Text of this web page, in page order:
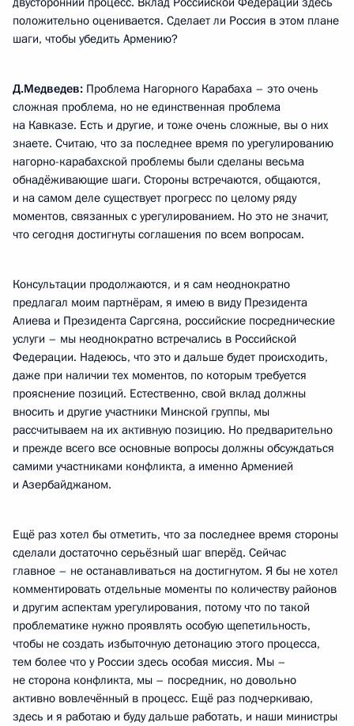
положительно оценивается. Сделает ли Россия в этом плане
шаги, чтобы убедить Армению?
Д.Медведев: Проблема Нагорного Карабаха – это очень
сложная проблема, но не единственная проблема
на Кавказе. Есть и другие, и тоже очень сложные, вы о них
знаете. Считаю, что за последнее время по урегулированию
нагорно-карабахской проблемы были сделаны весьма
обнадёживающие шаги. Стороны встречаются, общаются,
и на самом деле существует прогресс по целому ряду
моментов, связанных с урегулированием. Но это не значит,
что сегодня достигнуты соглашения по всем вопросам.
Консультации продолжаются, и я сам неоднократно
предлагал моим партнёрам, я имею в виду Президента
Алиева и Президента Саргсяна, российские посреднические
услуги – мы неоднократно встречались в Российской
Федерации. Надеюсь, что это и дальше будет происходить,
даже при наличии тех моментов, по которым требуется
прояснение позиций. Естественно, свой вклад должны
вносить и другие участники Минской группы, мы
рассчитываем на их активную позицию. Но предварительно
и прежде всего все основные вопросы должны обсуждаться
самими участниками конфликта, а именно Арменией
и Азербайджаном.
Ещё раз хотел бы отметить, что за последнее время стороны
сделали достаточно серьёзный шаг вперёд. Сейчас
главное – не останавливаться на достигнутом. Я бы не хотел
комментировать отдельные моменты по количеству районов
и другим аспектам урегулирования, потому что по такой
проблематике нужно проявлять особую щепетильность,
чтобы не создать избыточную детонацию этого процесса,
тем более что у России здесь особая миссия. Мы –
не сторона конфликта, мы – посредник, но довольно
активно вовлечённый в процесс. Ещё раз подчеркиваю,
здесь и я работаю и буду дальше работать, и наши министры